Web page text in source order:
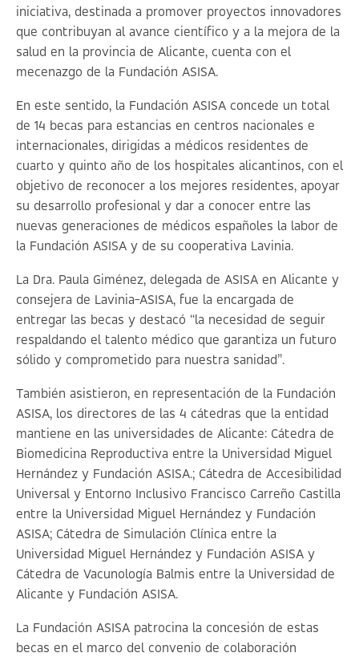
iniciativa, destinada a promover proyectos innovadores
que contribuyan al avance científico y a la mejora de la
salud en la provincia de Alicante, cuenta con el
mecenazgo de la Fundación ASISA.
En este sentido, la Fundación ASISA concede un total
de 14 becas para estancias en centros nacionales e
internacionales, dirigidas a médicos residentes de
cuarto y quinto año de los hospitales alicantinos, con el
objetivo de reconocer a los mejores residentes, apoyar
su desarrollo profesional y dar a conocer entre las
nuevas generaciones de médicos españoles la labor de
la Fundación ASISA y de su cooperativa Lavinia.
La Dra. Paula Giménez, delegada de ASISA en Alicante y
consejera de Lavinia-ASISA, fue la encargada de
entregar las becas y destacó “la necesidad de seguir
respaldando el talento médico que garantiza un futuro
sólido y comprometido para nuestra sanidad”.
También asistieron, en representación de la Fundación
ASISA, los directores de las 4 cátedras que la entidad
mantiene en las universidades de Alicante: Cátedra de
Biomedicina Reproductiva entre la Universidad Miguel
Hernández y Fundación ASISA.; Cátedra de Accesibilidad
Universal y Entorno Inclusivo Francisco Carreño Castilla
entre la Universidad Miguel Hernández y Fundación
ASISA; Cátedra de Simulación Clínica entre la
Universidad Miguel Hernández y Fundación ASISA y
Cátedra de Vacunología Balmis entre la Universidad de
Alicante y Fundación ASISA.
La Fundación ASISA patrocina la concesión de estas
becas en el marco del convenio de colaboración